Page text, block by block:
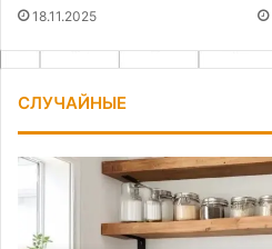
18.11.2025
СЛУЧАЙНЫЕ
Организация
кухне: